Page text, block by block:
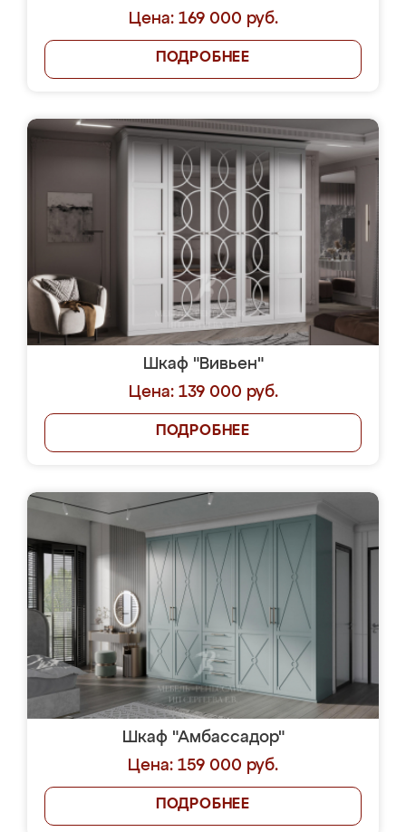
Цена: 169 000 руб.
ПОДРОБНЕЕ
Шкаф "Вивьен"
Цена: 139 000 руб.
ПОДРОБНЕЕ
Шкаф "Амбассадор"
Цена: 159 000 руб.
ПОДРОБНЕЕ